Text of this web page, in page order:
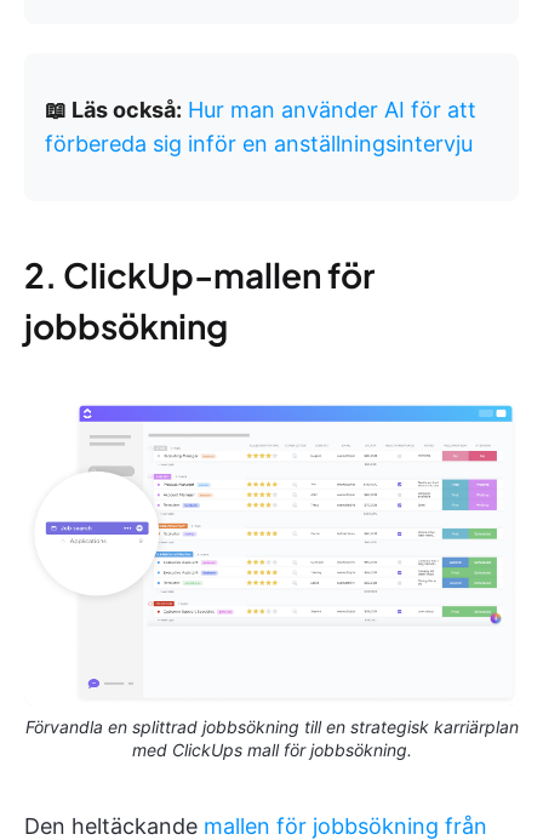
📖 Läs också: Hur man använder AI för att
förbereda sig inför en anställningsintervju
2. ClickUp-mallen för
jobbsökning
Förvandla en splittrad jobbsökning till en strategisk karriärplan
med ClickUps mall för jobbsökning.
Den heltäckande mallen för jobbsökning från